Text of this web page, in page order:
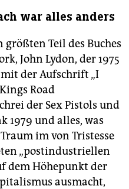
war alles anders
Teil des Buches
John Lydon, der 1975
der Aufschrift „I
Road
der Sex Pistols und
1979 und alles, was
im von Tristesse
„postindustriellen
dem Höhepunkt der
ausmacht,